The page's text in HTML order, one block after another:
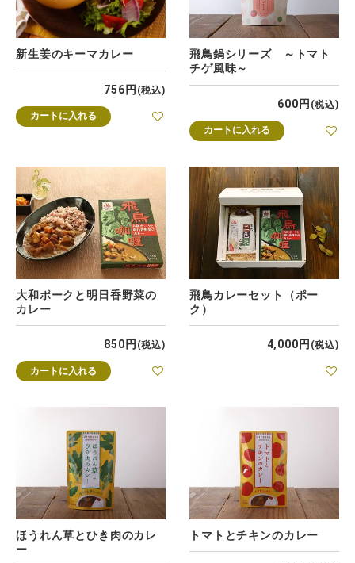
新生姜のキーマカレー
756 税込
カートに入れる
飛鳥鍋シリーズ ～トマト
チゲ風味～
600 税込
カートに入れる
大和ポークと明日香野菜の
カレー
850 税込
カートに入れる
飛鳥カレーセット（ポー
ク）
4,000 税込
ほうれん草とひき肉のカレ
ー
トマトとチキンのカレー